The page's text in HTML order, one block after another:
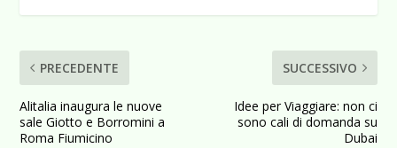
PRECEDENTE
Alitalia inaugura le nuove
sale Giotto e Borromini a
Roma Fiumicino
SUCCESSIVO
Idee per Viaggiare: non ci
sono cali di domanda su
Dubai